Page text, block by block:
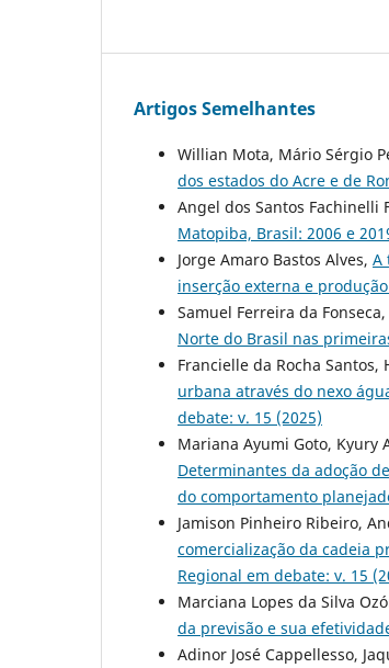
Artigos Semelhantes
Willian Mota, Mário Sérgio
dos estados do Acre e de
Angel dos Santos Fachinelli
Matopiba, Brasil: 2006 e
Jorge Amaro Bastos Alves, A
inserção externa e
Samuel Ferreira da
Norte do Brasil nas
Francielle da Rocha
urbana através do nexo
debate: v. 15 (2025)
Mariana Ayumi Goto, Kyury
Determinantes da adoção
do comportamento
Jamison Pinheiro Ribeiro,
comercialização da cadeia
Regional em debate: v. 15
Marciana Lopes da Silva
da previsão e sua
Adinor José Cappellesso,